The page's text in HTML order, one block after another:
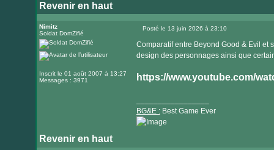
Revenir en haut
Visiter
le
internet
Nimitz
Soldat DomZifié
Inscrit le 01 août 2007 à 13:27
Messages : 3971
Posté le 13 juin 2026 à 23:10
Comparatif entre Beyond Good & Evil et
design des personnages ainsi que
https://www.youtube.com/
BG&E :Best Game Ever
Revenir en haut